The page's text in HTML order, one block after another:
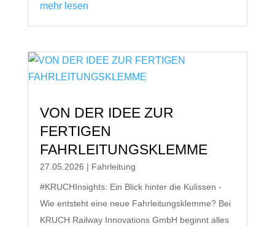
mehr lesen
VON DER IDEE ZUR
FERTIGEN
FAHRLEITUNGSKLEMME
27.05.2026 | Fahrleitung
#KRUCHInsights: Ein Blick hinter die Kulissen -
Wie entsteht eine neue Fahrleitungsklemme? Bei
KRUCH Railway Innovations GmbH beginnt alles